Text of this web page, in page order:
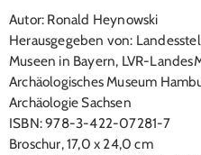
Autor: Ronald Heynowski
Herausgegeben von:
Museen in Bayern, LVR-
Archäologisches Museum
Archäologie Sachsen
ISBN: 978-3-422-07281-7
Broschur, 17,0 x 24,0 cm